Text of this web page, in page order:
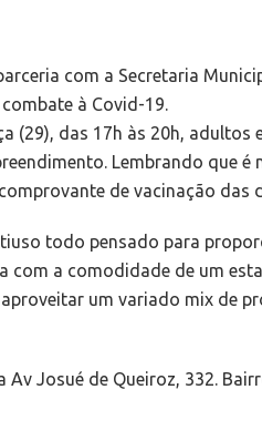
com a Secretaria
à Covid-19.
(29), das 17h às 20h,
Lembrando que
de vacinação das
todo pensado para
com a comodidade de um
um variado mix de
Josué de Queiroz, 332.